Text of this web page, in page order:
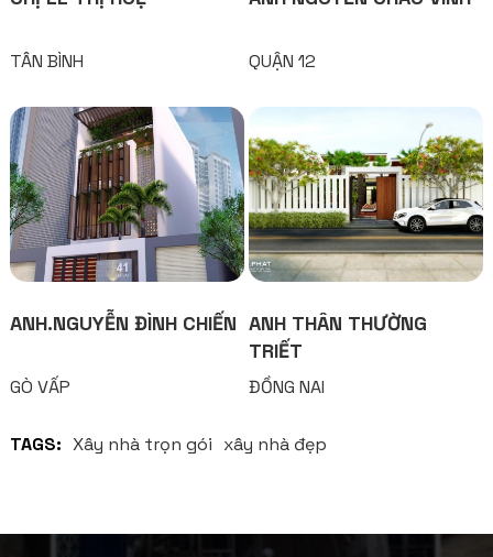
TÂN BÌNH QUẬN 12
ANH.NGUYỄN ĐÌNH CHIẾN
GÒ VẤP
ANH THÂN THƯỜNG
TRIẾT
ĐỒNG NAI
TAGS: Xây nhà trọn gói xây nhà đẹp